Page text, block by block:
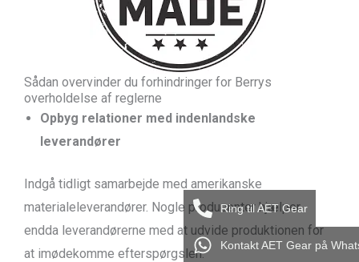
Sådan overvinder du forhindringer for Berrys
overholdelse af reglerne
Opbyg relationer med indenlandske
leverandører
Indgå tidligt samarbejde med amerikanske
materialeleverandører. Nogle producenter hjælper
endda leverandørerne med at udvide produktionen for
at imødekomme efterspørgslen.
Ring til AET Gear
Kontakt AET Gear på